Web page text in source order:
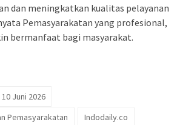
dan meningkatkan kualitas pelayanan
Pemasyarakatan yang profesional,
bermanfaat bagi masyarakat.
10 Juni 2026
Pemasyarakatan
Indodaily.co